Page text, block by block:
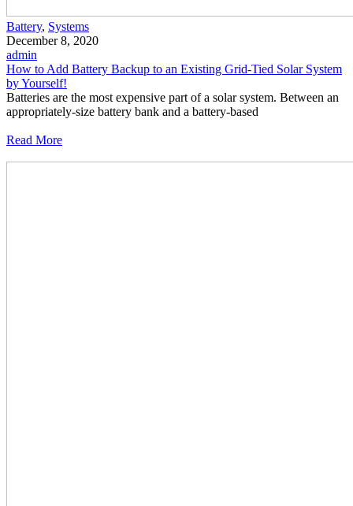
Battery, Systems
December 8, 2020
admin
How to Add Battery Backup to an Existing Grid-Tied Solar System
by Yourself!
Batteries are the most expensive part of a solar system. Between an
appropriately-size battery bank and a battery-based
Read More